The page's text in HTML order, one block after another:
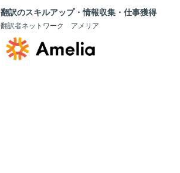
翻訳のスキルアップ・情報収集・仕事獲得
翻訳者ネットワーク アメリア